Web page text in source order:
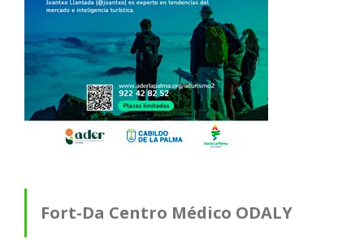
Fort-Da Centro Médico ODALY